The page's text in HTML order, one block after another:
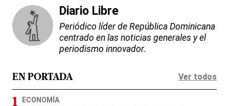
Diario Libre
Periódico líder de República Dominicana
centrado en las noticias generales y el
periodismo innovador.
EN PORTADA Ver todos
ECONOMÍA